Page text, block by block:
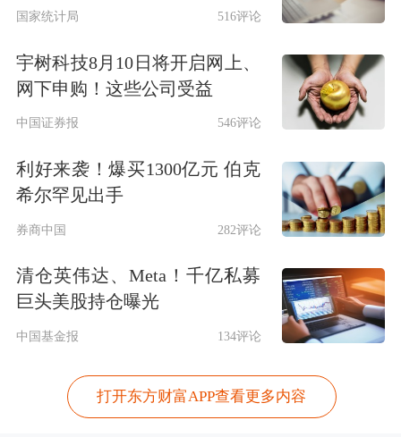
国家统计局 516评论
宇树科技8月10日将开启网上、
网下申购！这些公司受益
中国证券报 546评论
利好来袭！爆买1300亿元 伯克
希尔罕见出手
券商中国 282评论
清仓英伟达、Meta！千亿私募
巨头美股持仓曝光
中国基金报 134评论
打开东方财富APP查看更多内容